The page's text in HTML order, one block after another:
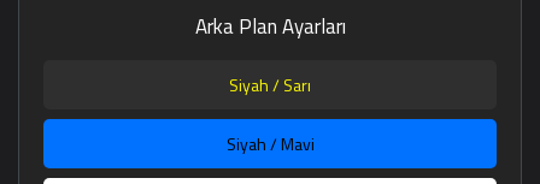
Arka Plan Ayarları
Siyah / Sarı
Siyah / Mavi